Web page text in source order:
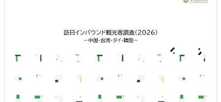
どの国に進出するべきか決めたい
外国人材／グローバル人材を活用したい
許認可や規制調査など輸出／販売の準備をしたい